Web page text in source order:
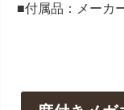
■付属品：メーカ